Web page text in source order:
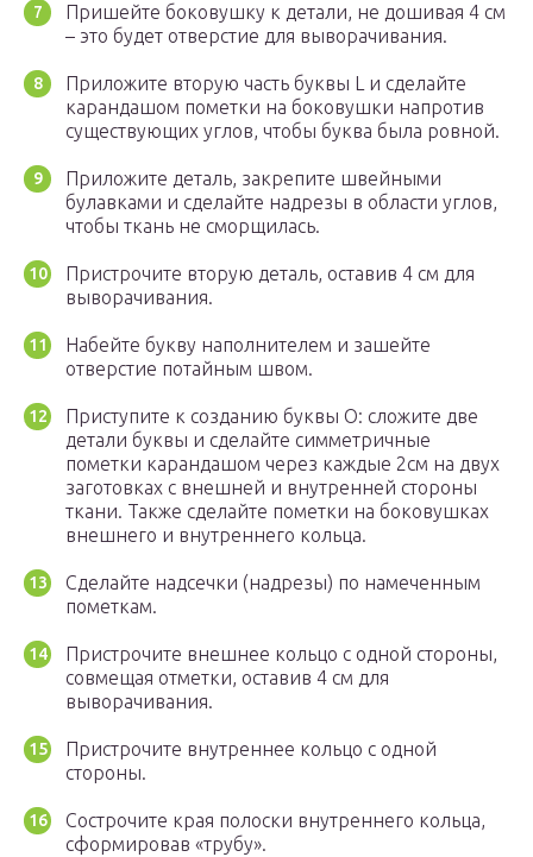
Пришейте боковушку к детали, не дошивая 4 см
– это будет отверстие для выворачивания.
Приложите вторую часть буквы L и сделайте
карандашом пометки на боковушки напротив
существующих углов, чтобы буква была ровной.
Приложите деталь, закрепите швейными
булавками и сделайте надрезы в области углов,
чтобы ткань не сморщилась.
Пристрочите вторую деталь, оставив 4 см для
выворачивания.
Набейте букву наполнителем и зашейте
отверстие потайным швом.
Приступите к созданию буквы О: сложите две
детали буквы и сделайте симметричные
пометки карандашом через каждые 2см на двух
заготовках с внешней и внутренней стороны
ткани. Также сделайте пометки на боковушках
внешнего и внутреннего кольца.
Сделайте надсечки (надрезы) по намеченным
пометкам.
Пристрочите внешнее кольцо с одной стороны,
совмещая отметки, оставив 4 см для
выворачивания.
Пристрочите внутреннее кольцо с одной
стороны.
Сострочите края полоски внутреннего кольца,
сформировав «трубу».